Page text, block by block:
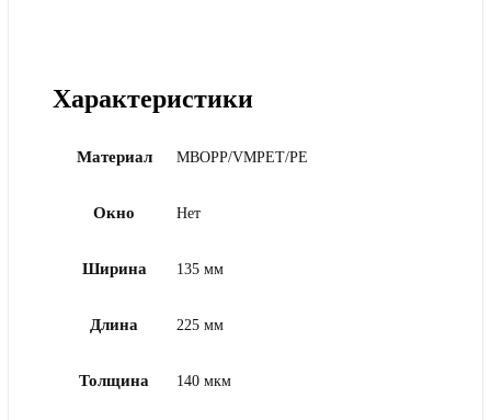
Характеристики
Материал MBOPP/VMPET/PE
Окно Нет
Ширина 135 мм
Длина 225 мм
Толщина 140 мкм